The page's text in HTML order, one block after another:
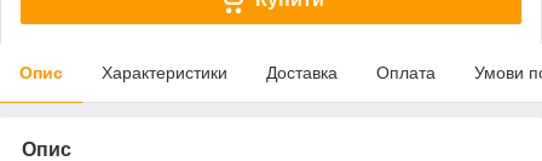
Опис Характеристики Доставка Оплата Умови
Опис